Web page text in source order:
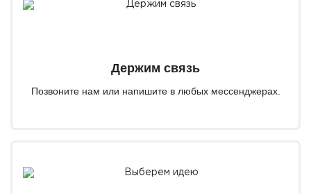
Держим связь
Позвоните нам или напишите в любых мессенджерах.